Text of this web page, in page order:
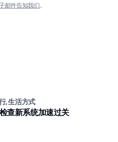
邮件告知我们。
, 生活方式
查新系统加速过关